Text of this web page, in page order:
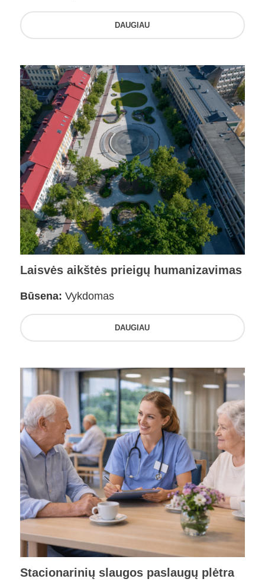
DAUGIAU
Laisvės aikštės prieigų humanizavimas
Būsena: Vykdomas
DAUGIAU
Stacionarinių slaugos paslaugų plėtra